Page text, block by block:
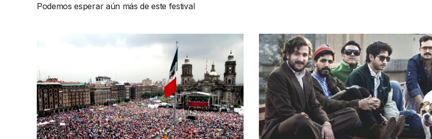
Podemos esperar aún más de este festival